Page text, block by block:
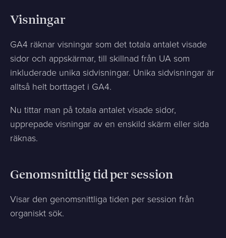
Visningar
GA4 räknar visningar som det totala antalet visade
sidor och appskärmar, till skillnad från UA som
inkluderade unika sidvisningar. Unika sidvisningar är
alltså helt borttaget i GA4.
Nu tittar man på totala antalet visade sidor,
upprepade visningar av en enskild skärm eller sida
räknas.
Genomsnittlig tid per session
Visar den genomsnittliga tiden per session från
organiskt sök.